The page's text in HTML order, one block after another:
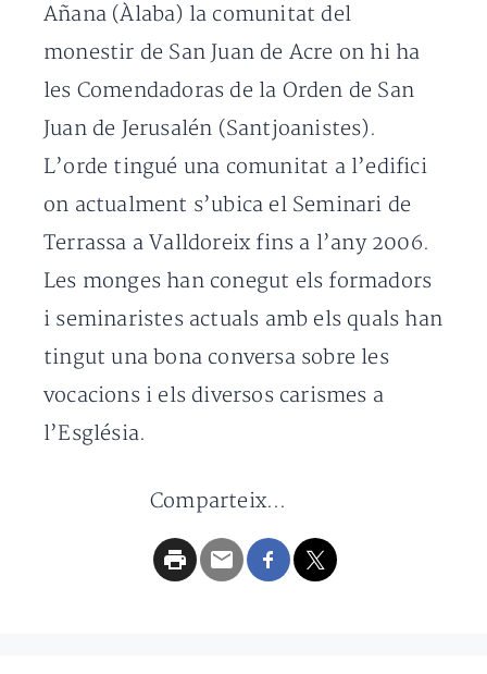
Añana (Àlaba) la comunitat del
monestir de San Juan de Acre on hi ha
les Comendadoras de la Orden de San
Juan de Jerusalén (Santjoanistes).
L’orde tingué una comunitat a l’edifici
on actualment s’ubica el Seminari de
Terrassa a Valldoreix fins a l’any 2006.
Les monges han conegut els formadors
i seminaristes actuals amb els quals han
tingut una bona conversa sobre les
vocacions i els diversos carismes a
l’Església.
Comparteix...